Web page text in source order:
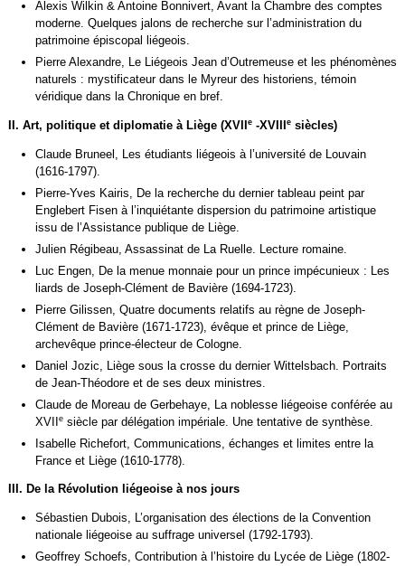
Alexis Wilkin & Antoine Bonnivert, Avant la Chambre des comptes
moderne. Quelques jalons de recherche sur l’administration du
patrimoine épiscopal liégeois.
Pierre Alexandre, Le Liégeois Jean d’Outremeuse et les phénomènes
naturels : mystificateur dans le Myreur des historiens, témoin
véridique dans la Chronique en bref.
II. Art, politique et diplomatie à Liège (XVII e-XVIII esiècles)
Claude Bruneel, Les étudiants liégeois à l’université de Louvain
(1616-1797).
Pierre-Yves Kairis, De la recherche du dernier tableau peint par
Englebert Fisen à l’inquiétante dispersion du patrimoine artistique
issu de l’Assistance publique de Liège.
Julien Régibeau, Assassinat de La Ruelle. Lecture romaine.
Luc Engen, De la menue monnaie pour un prince impécunieux : Les
liards de Joseph-Clément de Bavière (1694-1723).
Pierre Gilissen, Quatre documents relatifs au règne de Joseph-
Clément de Bavière (1671-1723), évêque et prince de Liège,
archevêque prince-électeur de Cologne.
Daniel Jozic, Liège sous la crosse du dernier Wittelsbach. Portraits
de Jean-Théodore et de ses deux ministres.
Claude de Moreau de Gerbehaye, La noblesse liégeoise conférée au
XVIIesiècle par délégation impériale. Une tentative de synthèse.
Isabelle Richefort, Communications, échanges et limites entre la
France et Liège (1610-1778).
III. De la Révolution liégeoise à nos jours
Sébastien Dubois, L’organisation des élections de la Convention
nationale liégeoise au suffrage universel (1792-1793).
Geoffrey Schoefs, Contribution à l’histoire du Lycée de Liège (1802-